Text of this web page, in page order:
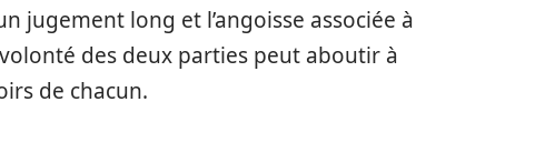
jugement long et l’angoisse associée à
des deux parties peut aboutir à
de chacun.